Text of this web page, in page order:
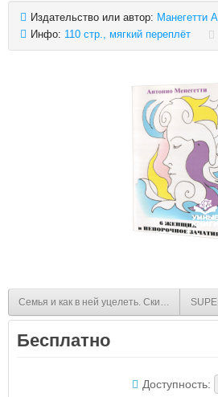
Издательство или автор: Манегетти
Инфо: 110 стр., мягкий переплёт
Семья и как в ней уцелеть. Скиннер Р.,
Бесплатно
Доступность: